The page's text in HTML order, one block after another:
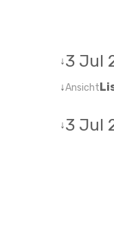
↓3 Jul
↓Ansicht
↓3 Jul